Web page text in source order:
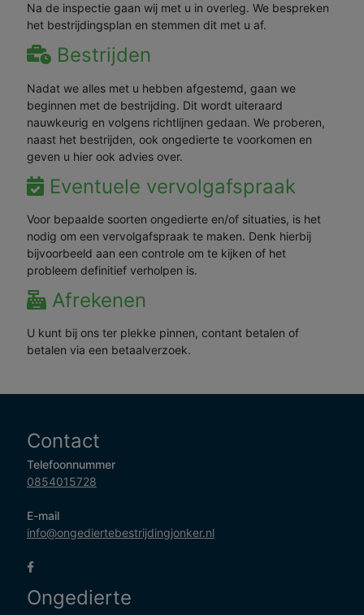
Na de inspectie gaan wij met u in overleg. We bespreken
het bestrijdingsplan en stemmen dit met u af.
Bestrijden
Nadat we alles met u hebben afgestemd, gaan we
beginnen met de bestrijding. Dit wordt uiteraard
nauwkeurig en volgens richtlijnen gedaan. We proberen,
naast het bestrijden, ook ongedierte te voorkomen en
geven u hier ook advies over.
Eventuele vervolgafspraak
Voor bepaalde soorten ongedierte en/of situaties, is het
nodig om een vervolgafspraak te maken. Denk hierbij
bijvoorbeeld aan een controle om te kijken of het
probleem definitief verholpen is.
Afrekenen
U kunt bij ons ter plekke pinnen, contant betalen of
betalen via een betaalverzoek.
Contact
Telefoonnummer
0854015728
E-mail
info@ongediertebestrijdingjonker.nl
Ongedierte